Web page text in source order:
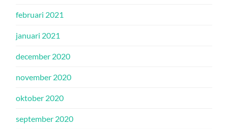
februari 2021
januari 2021
december 2020
november 2020
oktober 2020
september 2020